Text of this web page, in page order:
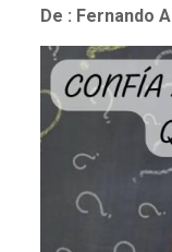
De : Fernando